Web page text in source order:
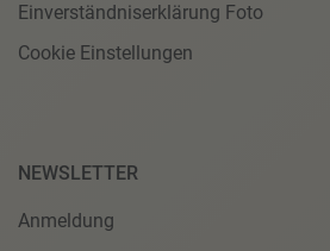
Einverständniserklärung Foto
Cookie Einstellungen
NEWSLETTER
Anmeldung